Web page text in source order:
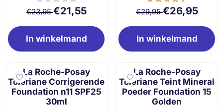
Van 23,95 voor 21,55
€23,95€21,55
In winkelmand
Van 29,95 voor
€29,95€26,95
In winkelmand
La Roche-Posay
Toleriane Corrigerende
Foundation n11 SPF25
30ml
La Roche-Posay
Toleriane Teint Mineral
Poeder Foundation 15
Golden